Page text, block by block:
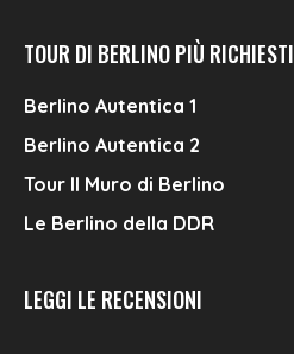
TOUR DI BERLINO PIÙ RICHIESTI
Berlino Autentica 1
Berlino Autentica 2
Tour Il Muro di Berlino
Le Berlino della DDR
LEGGI LE RECENSIONI